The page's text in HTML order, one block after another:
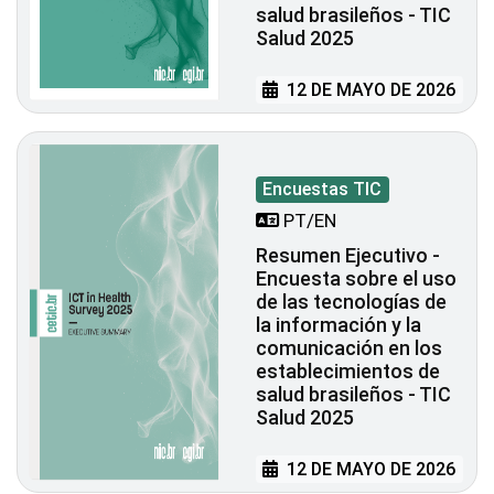
salud brasileños - TIC
Salud 2025
12 DE MAYO DE 2026
Encuestas TIC
PT/EN
Resumen Ejecutivo -
Encuesta sobre el uso
de las tecnologías de
la información y la
comunicación en los
establecimientos de
salud brasileños - TIC
Salud 2025
12 DE MAYO DE 2026